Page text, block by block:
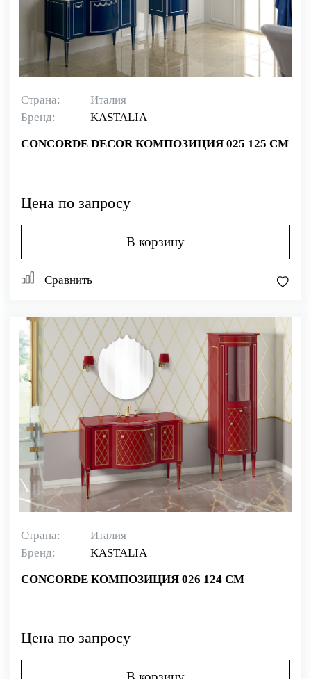
Страна:
Италия
Бренд:
KASTALIA
CONCORDE DECOR КОМПОЗИЦИЯ 025 125 СМ
Цена по запросу
В корзину
Сравнить
Страна:
Италия
Бренд:
KASTALIA
CONCORDE КОМПОЗИЦИЯ 026 124 СМ
Цена по запросу